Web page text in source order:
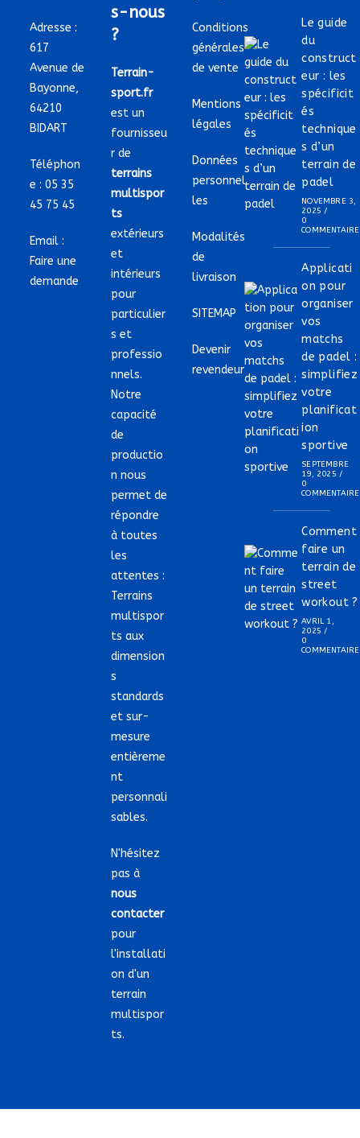
Adresse :
617
Avenue de
Bayonne,
64210
BIDART
Téléphon
e :05 35
45 75 45
Email :
Faire une
demande
s-nous
?
Terrain-
sport.fr
est un
fournisseu
r de
terrains
multispor
ts
extérieurs
et
intérieurs
pour
particulier
s et
professio
nnels.
Notre
capacité
de
productio
n nous
permet de
répondre
à toutes
les
attentes :
Terrains
multispor
ts aux
dimension
s
standards
et sur-
mesure
entièreme
nt
personnali
sables.
N'hésitez
pas à
nous
contacter
pour
l'installati
on d'un
terrain
multispor
ts.
Conditions
générales
de vente
Mentions
légales
Données
personnel
les
Modalités
de
livraison
SITEMAP
Devenir
revendeur
Le guide
du
construct
eur : les
spécificit
és
technique
s d’un
terrain de
padel
NOVEMBRE 3,
2025 /
0
COMMENTAIRE
Applicati
on pour
organiser
vos
matchs
de padel :
simplifiez
votre
planificat
ion
sportive
SEPTEMBRE
19, 2025 /
0
COMMENTAIRE
Comment
faire un
terrain de
street
workout ?
AVRIL 1,
2025 /
0
COMMENTAIRE